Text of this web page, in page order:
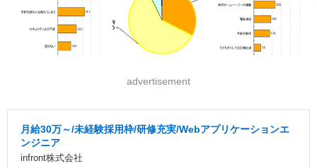
advertisement
月給30万～/未経験採用枠/研修充実/Webアプリケーションエ
ンジニア
infront株式会社